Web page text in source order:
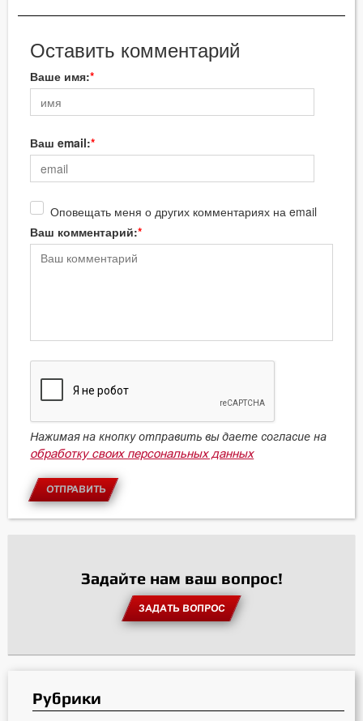
Оставить комментарий
Ваше имя:
Ваш email:
Оповещать меня о других комментариях на email
Ваш комментарий:
Нажимая на кнопку отправить вы даете согласие на
обработку своих персональных данных
ОТПРАВИТЬ
Задайте нам ваш вопрос!
ЗАДАТЬ ВОПРОС
Рубрики